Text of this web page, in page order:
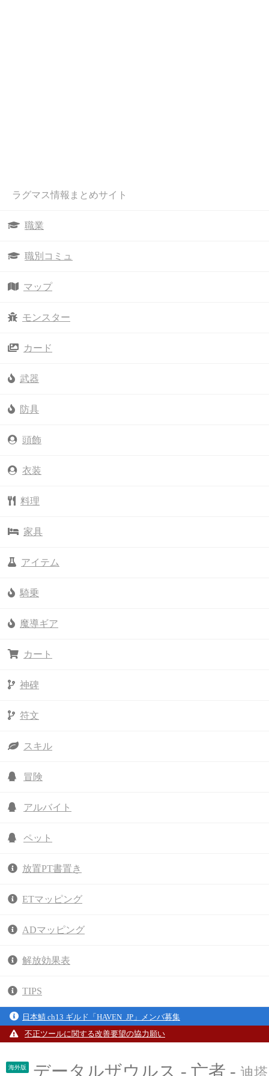
ラグマス情報まとめサイト
職業
職別コミュ
マップ
モンスター
カード
武器
防具
頭飾
衣装
料理
家具
アイテム
騎乗
魔導ギア
カート
神碑
符文
スキル
冒険
アルバイト
ペット
放置PT書置き
ETマッピング
ADマッピング
解放効果表
TIPS
日本鯖 ch13 ギルド「HAVEN_JP」メンバ募集
不正ツールに関する改善要望の協力願い
海外版 データルザウルス - 亡者 - 迪塔